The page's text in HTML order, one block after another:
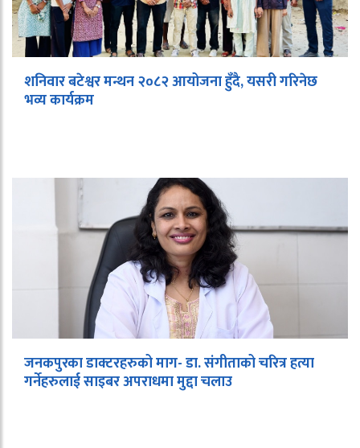
शनिवार बटेश्वर मन्थन २०८२ आयोजना हुँदै, यसरी गरिनेछ
भव्य कार्यक्रम
जनकपुरका डाक्टरहरुको माग- डा. संगीताको चरित्र हत्या
गर्नेहरुलाई साइबर अपराधमा मुद्दा चलाउ